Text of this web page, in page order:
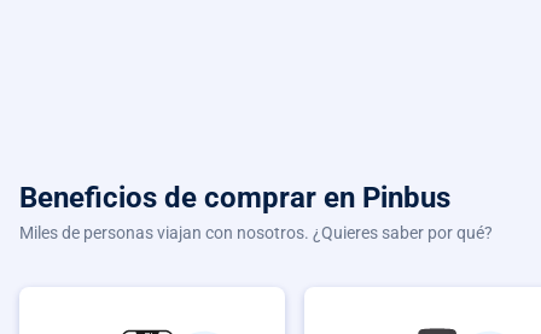
Beneficios de comprar en Pinbus
Miles de personas viajan con nosotros. ¿Quieres saber por qué?